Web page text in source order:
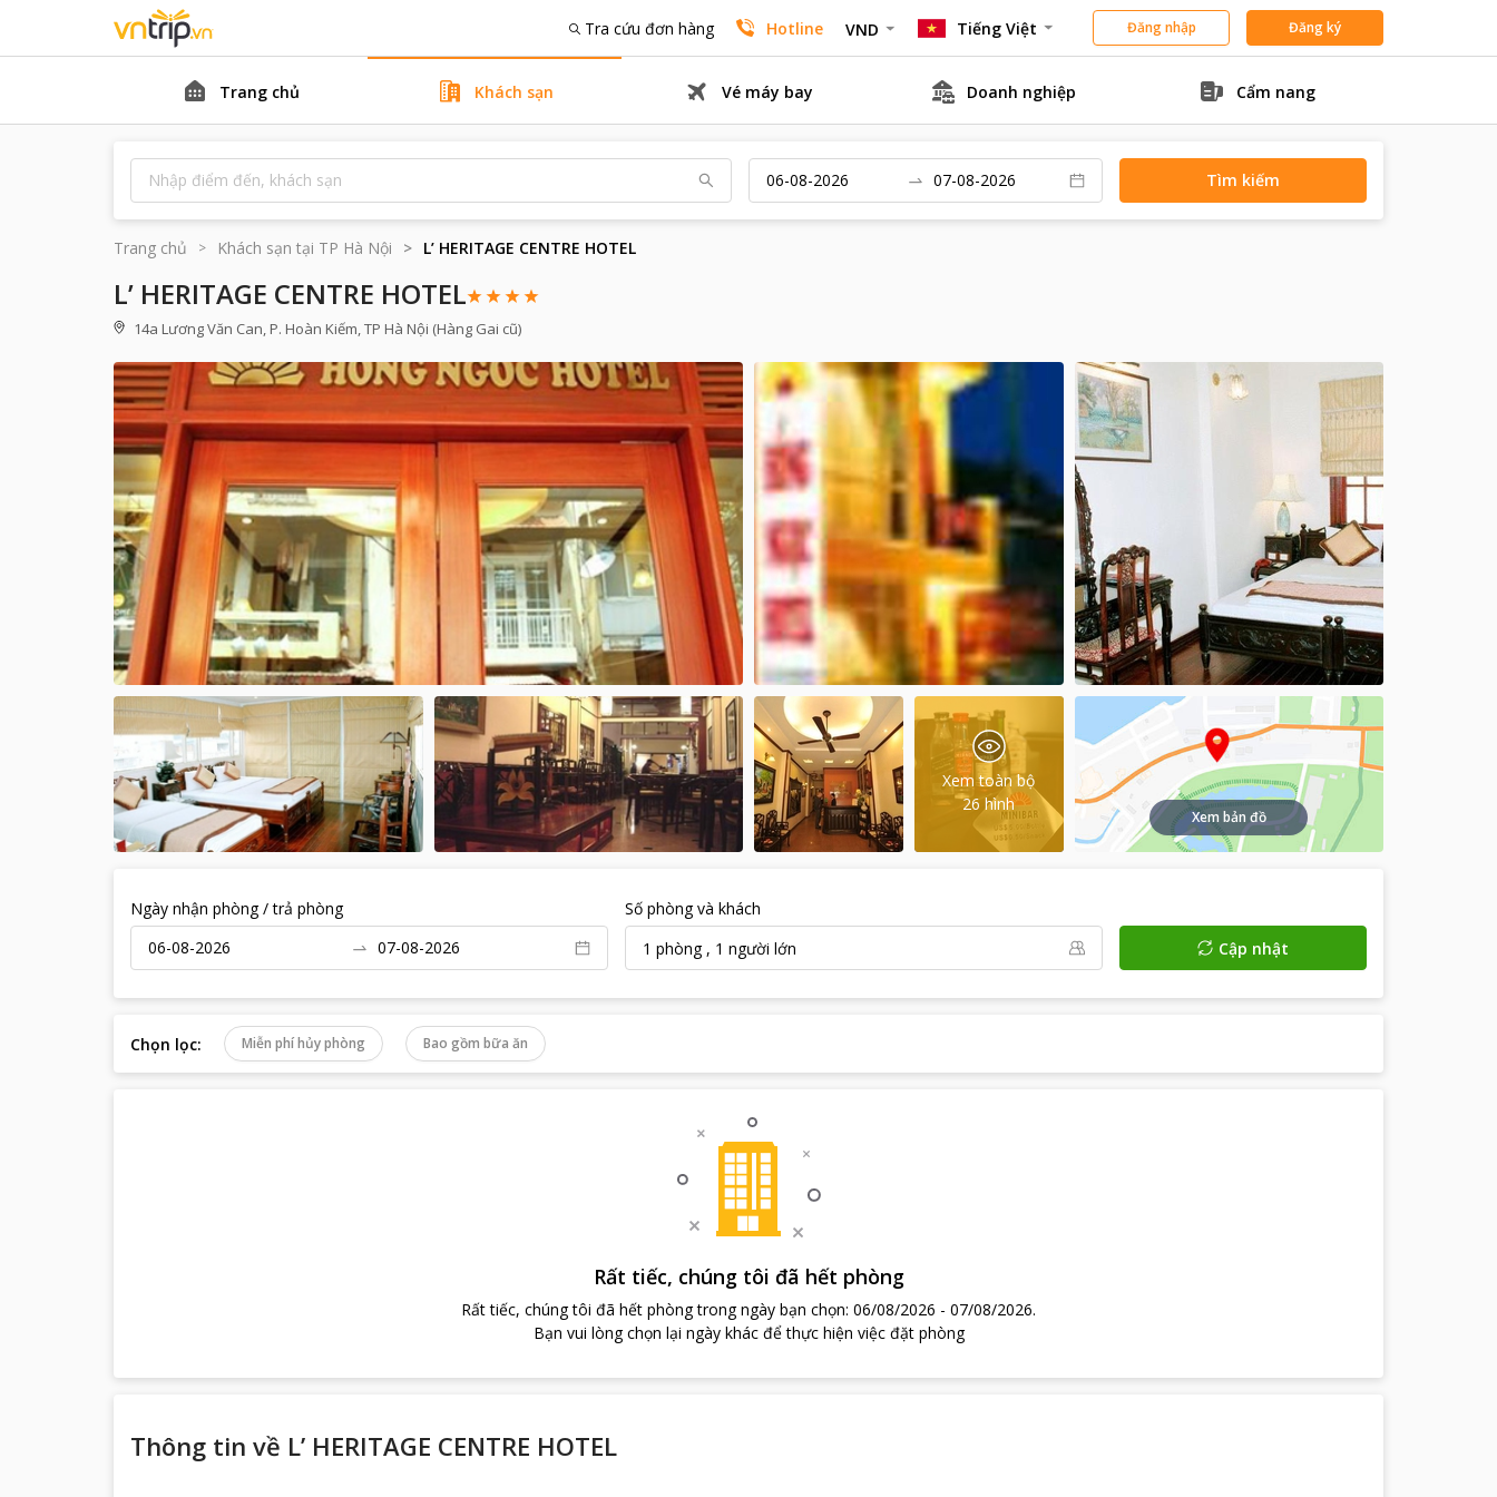
Tra cứu đơn hàng Hotline VND Tiếng Việt Đăng nhập Đăng ký
Trang chủ Khách sạn Vé máy bay Doanh nghiệp Cẩm nang
Tìm kiếm
Trang chủ Khách sạn tại TP Hà Nội L’ HERITAGE CENTRE HOTEL
L’ HERITAGE CENTRE HOTEL
14a Lương Văn Can, P. Hoàn Kiếm, TP Hà Nội (Hàng Gai cũ)
Xem toàn bộ
26 hình
Xem bản đồ
Ngày nhận phòng / trả phòng
Số phòng và khách
1 phòng, 1 người lớn Cập nhật
Chọn lọc: Miễn phí hủy phòng Bao gồm bữa ăn
Rất tiếc, chúng tôi đã hết phòng
Rất tiếc, chúng tôi đã hết phòng trong ngày bạn chọn: 06/08/2026 - 07/08/2026.
Bạn vui lòng chọn lại ngày khác để thực hiện việc đặt phòng
Thông tin về L’ HERITAGE CENTRE HOTEL